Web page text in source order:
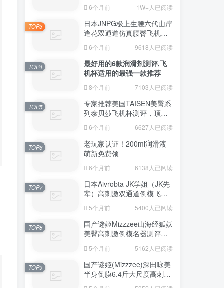
6个月前 1W+人已阅读
日本JNPG极上生腰六代山岸
逢花双通道仿真腰臀飞机杯
致真实感的资深玩家
6个月前 9618人已阅读
TOP3
最好用的6款润滑剂测评,飞
机杯适用的最强一款推荐
8个月前 7103人已阅读
TOP4
专家推荐美国TAISEN美臀系
列泰贝莎飞机杯测评，顶级
品质带来极致享受!
6个月前 6627人已阅读
TOP5
老玩家认证！200ml润滑液
萌新免费领
6个月前 6138人已阅读
TOP6
日本Aivrobta JK学姐（JK先
辈）高刺激双通道倒模飞机
杯深度测评报告
5个月前 5400人已阅读
TOP7
国产谜姬Mizzzee山海经狐妖
美臀高刺激倒模名器测评报
5个月前 5162人已阅读
TOP8
国产谜姬(Mizzzee)深田咏美
半身倒膜6.4斤大尺度高刺激
TOP9